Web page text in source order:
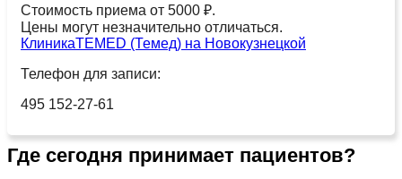
Стоимость приема от 5000 ₽.
Цены могут незначительно отличаться.
КлиникаTEMED (Темед) на Новокузнецкой
Телефон для записи:
495 152-27-61
Где сегодня принимает пациентов?